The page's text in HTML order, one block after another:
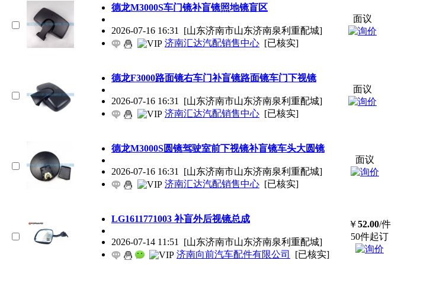
德龙M3000S车门镜补盲镜照地镜盲区
2026-07-16 16:31 [山东济南市山东济南泉利重配城]
济南汇达汽配销售中心 [已核实]
面议
德龙F3000路面镜右车门补盲镜路面镜车门下视镜
2026-07-16 16:31 [山东济南市山东济南泉利重配城]
济南汇达汽配销售中心 [已核实]
面议
德龙M3000S圆镜驾驶室前下视镜补盲镜车头大圆镜
2026-07-16 16:31 [山东济南市山东济南泉利重配城]
济南汇达汽配销售中心 [已核实]
面议
LG1611771003 补盲外后视镜总成
2026-07-14 11:51 [山东济南市山东济南泉利重配城]
济南向前汽车配件有限公司
[已核实]
￥52.00/件
50件起订